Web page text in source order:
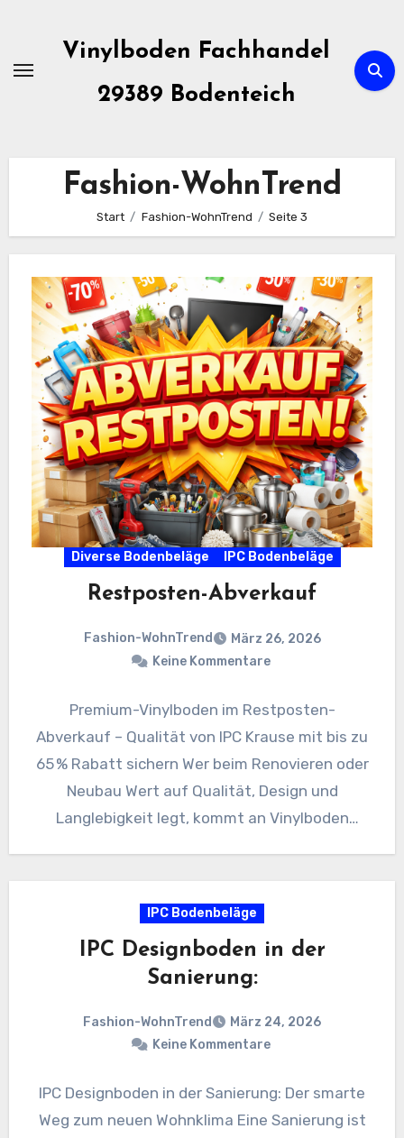
springen
Vinylboden Fachhandel
29389 Bodenteich
Fashion-WohnTrend
Start Fashion-WohnTrend Seite 3
Diverse Bodenbeläge IPC Bodenbeläge
Restposten-Abverkauf
Fashion-WohnTrend
März 26, 2026
Keine Kommentare
Premium-Vinylboden im Restposten-
Abverkauf – Qualität von IPC Krause mit bis zu
65 % Rabatt sichern Wer beim Renovieren oder
Neubau Wert auf Qualität, Design und
Langlebigkeit legt, kommt an Vinylboden
IPC Bodenbeläge
IPC Designboden in der
Sanierung:
Fashion-WohnTrend
März 24, 2026
Keine Kommentare
IPC Designboden in der Sanierung: Der smarte
Weg zum neuen Wohnklima Eine Sanierung ist